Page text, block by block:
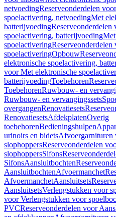
netvoedingReserveonderdelen
spoelactivering, netvoedingMet
batterijvoeding
spoelactivering, batterijvoeding
spoelactivering
spoelactiveringOpbouw
elektronische spoelactivering,
voor Met elektronische
batterijvoedingToebehoren
ToebehorenRuwbouw- en
Ruwbouw- en vervangingssets
overgangenRenovatiesets
RenovatiesetsAfdekplatenOverig
toebehorenBedieningshulpen
urinoirs en bidetsAfvoergarnituren
slophoppersReserveonderdelen
slophoppersSifons
SifonsAansluitbochten
AansluitbochtenAfvoermanchet
AfvoermanchetAansluitsets
AansluitsetsVerlengstukken voor
voor Verlengstukken voor
PVCReserveonderdelen voor